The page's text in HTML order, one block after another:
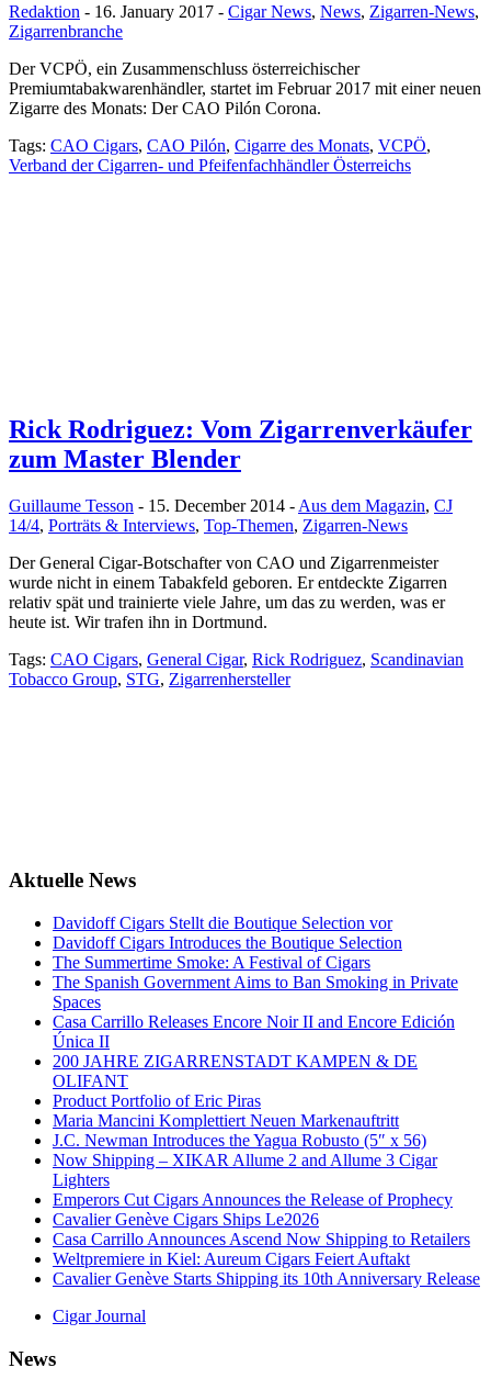
Redaktion - 16. January 2017 - Cigar News, News, Zigarren-News,
Zigarrenbranche
Der VCPÖ, ein Zusammenschluss österreichischer
Premiumtabakwarenhändler, startet im Februar 2017 mit einer neuen
Zigarre des Monats: Der CAO Pilón Corona.
Tags: CAO Cigars, CAO Pilón, Cigarre des Monats, VCPÖ,
Verband der Cigarren- und Pfeifenfachhändler Österreichs
Rick Rodriguez: Vom Zigarrenverkäufer
zum Master Blender
Guillaume Tesson - 15. December 2014 - Aus dem Magazin, CJ
14/4, Porträts & Interviews, Top-Themen, Zigarren-News
Der General Cigar-Botschafter von CAO und Zigarrenmeister
wurde nicht in einem Tabakfeld geboren. Er entdeckte Zigarren
relativ spät und trainierte viele Jahre, um das zu werden, was er
heute ist. Wir trafen ihn in Dortmund.
Tags: CAO Cigars, General Cigar, Rick Rodriguez, Scandinavian
Tobacco Group, STG, Zigarrenhersteller
Aktuelle News
Davidoff Cigars Stellt die Boutique Selection vor
Davidoff Cigars Introduces the Boutique Selection
The Summertime Smoke: A Festival of Cigars
The Spanish Government Aims to Ban Smoking in Private
Spaces
Casa Carrillo Releases Encore Noir II and Encore Edición
Única II
200 JAHRE ZIGARRENSTADT KAMPEN & DE
OLIFANT
Product Portfolio of Eric Piras
Maria Mancini Komplettiert Neuen Markenauftritt
J.C. Newman Introduces the Yagua Robusto (5″ x 56)
Now Shipping – XIKAR Allume 2 and Allume 3 Cigar
Lighters
Emperors Cut Cigars Announces the Release of Prophecy
Cavalier Genève Cigars Ships Le2026
Casa Carrillo Announces Ascend Now Shipping to Retailers
Weltpremiere in Kiel: Aureum Cigars Feiert Auftakt
Cavalier Genève Starts Shipping its 10th Anniversary Release
Cigar Journal
News